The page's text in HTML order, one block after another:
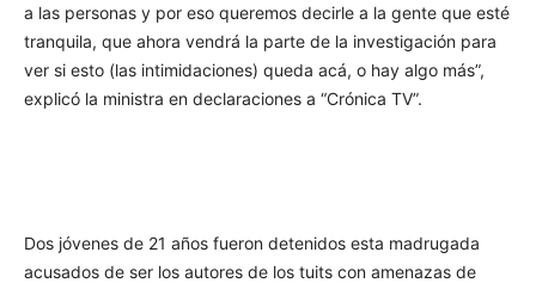
a las personas y por eso queremos decirle a la gente que esté
tranquila, que ahora vendrá la parte de la investigación para
ver si esto (las intimidaciones) queda acá, o hay algo más”,
explicó la ministra en declaraciones a “Crónica TV”.
Dos jóvenes de 21 años fueron detenidos esta madrugada
acusados de ser los autores de los tuits con amenazas de